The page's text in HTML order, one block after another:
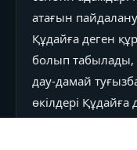
атағын
Құдайға деген
болып табылады,
дау-дамай
өкілдері
түрде жариялап,